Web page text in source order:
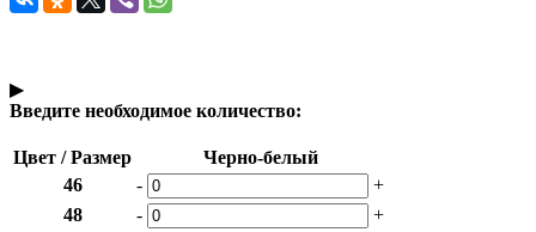
▶
Введите необходимое количество:
Цвет / Размер
Черно-белый
46
-
+
48
-
+